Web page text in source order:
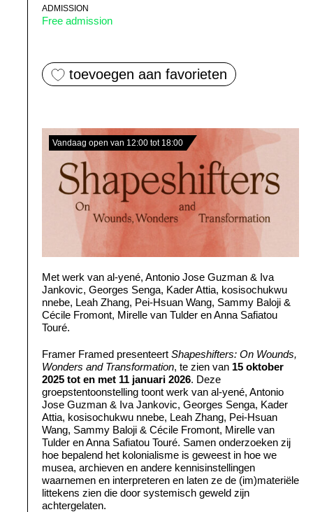
ADMISSION
Free admission
toevoegen aan favorieten
Vandaag open van 12:00 tot 18:00
Met werk van al-yené, Antonio Jose Guzman & Iva
Jankovic, Georges Senga, Kader Attia, kosisochukwu
nnebe, Leah Zhang, Pei-Hsuan Wang, Sammy Baloji &
Cécile Fromont, Mirelle van Tulder en Anna Safiatou
Touré.
Framer Framed presenteert Shapeshifters: On Wounds,
Wonders and Transformation, te zien van 15 oktober
2025 tot en met 11 januari 2026. Deze
groepstentoonstelling toont werk van al-yené, Antonio
Jose Guzman & Iva Jankovic, Georges Senga, Kader
Attia, kosisochukwu nnebe, Leah Zhang, Pei-Hsuan
Wang, Sammy Baloji & Cécile Fromont, Mirelle van
Tulder en Anna Safiatou Touré. Samen onderzoeken zij
hoe bepalend het kolonialisme is geweest in hoe we
musea, archieven en andere kennisinstellingen
waarnemen en interpreteren en laten ze de (im)materiële
littekens zien die door systemisch geweld zijn
achtergelaten.